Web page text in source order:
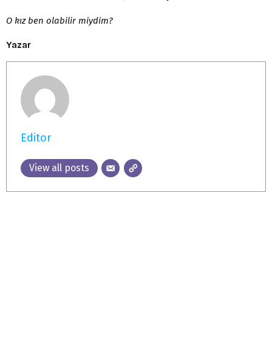
O kız ben olabilir miydim?
Yazar
Editor
View all posts